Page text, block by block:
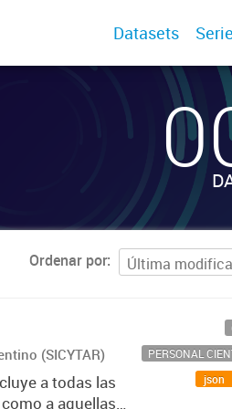
Datasets
Ordenar por
(SICYTAR)
a todas las
a aquellas
json